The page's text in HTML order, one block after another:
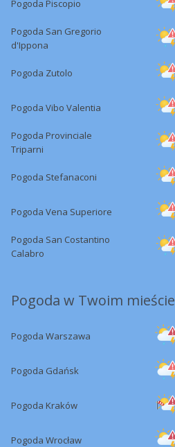
Pogoda Piscopio
Pogoda San Gregorio
d'Ippona
Pogoda Zutolo
Pogoda Vibo Valentia
Pogoda Provinciale
Triparni
Pogoda Stefanaconi
Pogoda Vena Superiore
Pogoda San Costantino
Calabro
Pogoda w Twoim mieście
Pogoda Warszawa
Pogoda Gdańsk
Pogoda Kraków
Pogoda Wrocław